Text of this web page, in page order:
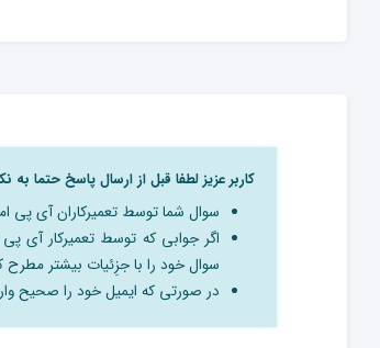
کاربر عزیز لطفا قبل از ارسال پاسخ حتما به
سوال شما توسط تعمیرکاران آی پی
اگر جوابی که توسط تعمیرکار آی
سوال خود را با جزِئیات بیشتر مطرح
در صورتی که ایمیل خود را صحیح